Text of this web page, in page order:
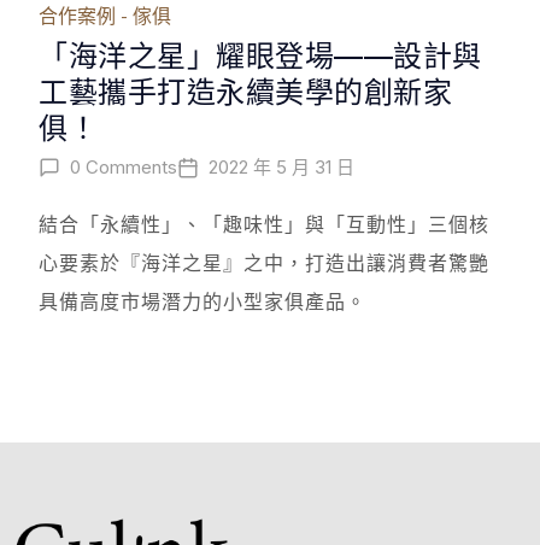
合作案例 - 傢俱
「海洋之星」耀眼登場——設計與
工藝攜手打造永續美學的創新家
俱！
0 Comments 2022 年 5 月 31 日
結合「永續性」、「趣味性」與「互動性」三個核
心要素於『海洋之星』之中，打造出讓消費者驚艷
具備高度市場潛力的小型家俱產品。